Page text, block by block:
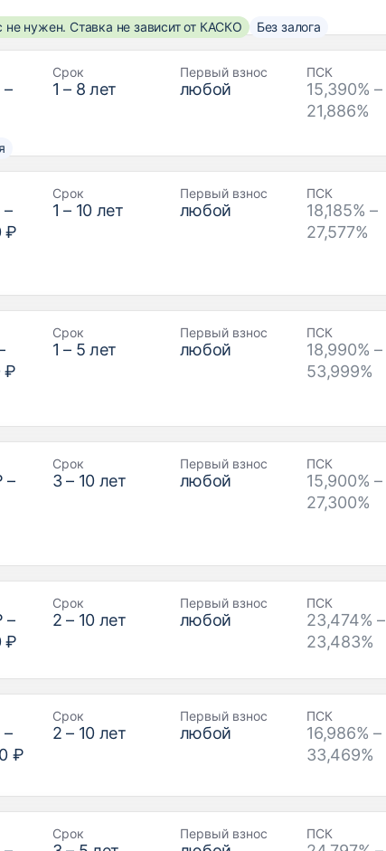
не нужен. Ставка не зависит от КАСКО Без залога
–
Срок
1 – 8 лет
Первый взнос
любой
ПСК
15,390% –
21,886%
–
₽
Срок
1 – 10 лет
Первый взнос
любой
ПСК
18,185% –
27,577%
₽
Срок
1 – 5 лет
Первый взнос
любой
ПСК
18,990% –
53,999%
–
Срок
3– 10 лет
Первый взнос
любой
ПСК
15,900% –
27,300%
–
₽
Срок
2 – 10 лет
Первый взнос
любой
ПСК
23,474% –
23,483%
–
₽
Срок
2 – 10 лет
Первый взнос
любой
ПСК
16,986% –
33,469%
Срок Первый взнос ПСК